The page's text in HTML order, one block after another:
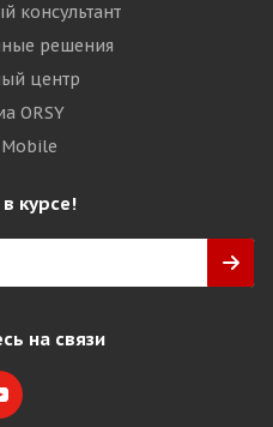
консультант
решения
центр
ORSY
Mobile
курсе!
на связи